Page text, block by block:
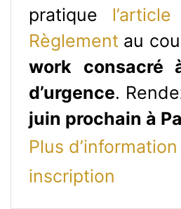
pratique
Règlement au
work consacré
d’urgence.
juin prochain à
Plus
inscription